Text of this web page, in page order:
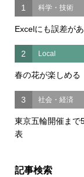
1 科学・技術
Excelにも誤差が
2 Local
春の花が楽しめ
3 社会・経済
東京五輪開催ま
表
記事検索